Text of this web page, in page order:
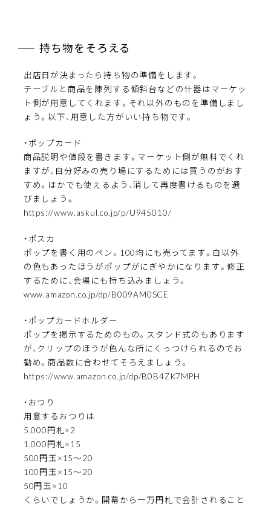
持ち物をそろえる
出店日が決まったら持ち物の準備をします。
テーブルと商品を陳列する傾斜台などの什器はマーケッ
ト側が用意してくれます。それ以外のものを準備しまし
ょう。以下、用意した方がいい持ち物です。
・ポップカード
商品説明や値段を書きます。マーケット側が無料でくれ
ますが、自分好みの売り場にするためには買うのがおす
すめ。ほかでも使えるよう、消して再度書けるものを選
びましょう。
https://www.askul.co.jp/p/U945010/
・ポスカ
ポップを書く用のペン。100均にも売ってます。白以外
の色もあったほうがポップがにぎやかになります。修正
するために、会場にも持ち込みましょう。
www.amazon.co.jp/dp/B009AM0SCE
・ポップカードホルダー
ポップを掲示するためのもの。スタンド式のもあります
が、クリップのほうが色んな所にくっつけられるのでお
勧め。商品数に合わせてそろえましょう。
https://www.amazon.co.jp/dp/B0B4ZK7MPH
・おつり
用意するおつりは
5,000円札×2
1,000円札×15
500円玉×15～20
100円玉×15～20
50円玉×10
くらいでしょうか。開幕から一万円札で会計されること